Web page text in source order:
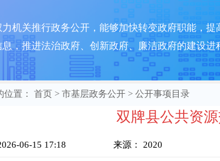
机关推行政务公开，能够加快转变政府职能，
，推进法治政府、创新政府、廉洁政府的建设进
位置： 首页 > 市基层政务公开 > 公开事项目录
双牌县公共资
06-15 17:18 来源： 2020